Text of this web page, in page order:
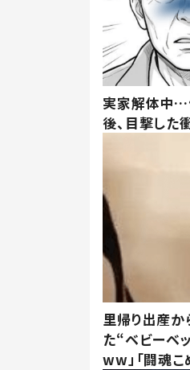
実家解体中…
後、目撃した
里帰り出産
た“ベビーベ
ww」「闘魂